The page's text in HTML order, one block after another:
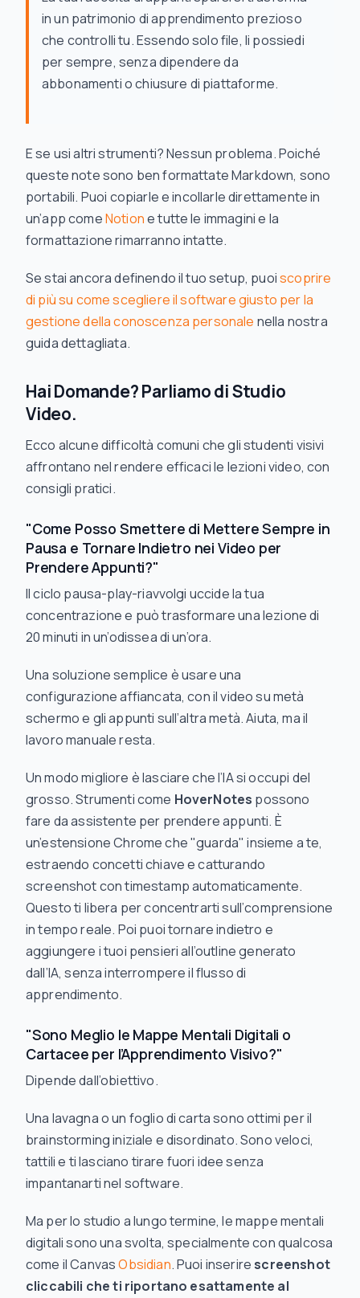
in un patrimonio di apprendimento prezioso
che controlli tu. Essendo solo file, li possiedi
per sempre, senza dipendere da
abbonamenti o chiusure di piattaforme.
E se usi altri strumenti? Nessun problema. Poiché
queste note sono ben formattate Markdown, sono
portabili. Puoi copiarle e incollarle direttamente in
un’app comeNotione tutte le immagini e la
formattazione rimarranno intatte.
Se stai ancora definendo il tuo setup, puoiscoprire
di più su come scegliere il software giusto per la
gestione della conoscenza personale nella nostra
guida dettagliata.
Hai Domande? Parliamo di Studio
Video.
Ecco alcune difficoltà comuni che gli studenti visivi
affrontano nel rendere efficaci le lezioni video, con
consigli pratici.
"Come Posso Smettere di Mettere Sempre in
Pausa e Tornare Indietro nei Video per
Prendere Appunti?"
Il ciclo pausa-play-riavvolgi uccide la tua
concentrazione e può trasformare una lezione di
20 minuti in un’odissea di un’ora.
Una soluzione semplice è usare una
configurazione affiancata, con il video su metà
schermo e gli appunti sull’altra metà. Aiuta, ma il
lavoro manuale resta.
Un modo migliore è lasciare che l’IA si occupi del
grosso. Strumenti come HoverNotes possono
fare da assistente per prendere appunti. È
un’estensione Chrome che "guarda" insieme a te,
estraendo concetti chiave e catturando
screenshot con timestamp automaticamente.
Questo ti libera per concentrarti sull’comprensione
in tempo reale. Poi puoi tornare indietro e
aggiungere i tuoi pensieri all’outline generato
dall’IA, senza interrompere il flusso di
apprendimento.
"Sono Meglio le Mappe Mentali Digitali o
Cartacee per l’Apprendimento Visivo?"
Dipende dall’obiettivo.
Una lavagna o un foglio di carta sono ottimi per il
brainstorming iniziale e disordinato. Sono veloci,
tattili e ti lasciano tirare fuori idee senza
impantanarti nel software.
Ma per lo studio a lungo termine, le mappe mentali
digitali sono una svolta, specialmente con qualcosa
come il CanvasObsidian. Puoi inserirescreenshot
cliccabili che ti riportano esattamente al